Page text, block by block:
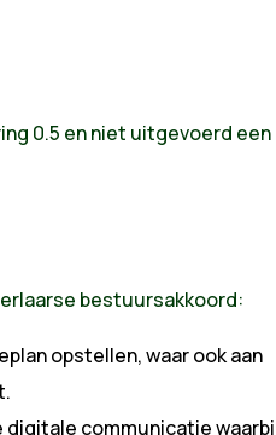
0.5 en niet uitgevoerd een
bestuursakkoord:
opstellen, waar ook aan
digitale communicatie